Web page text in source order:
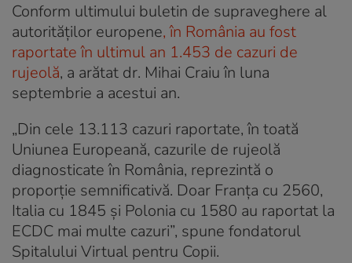
Conform ultimului buletin de supraveghere al
autorităților europene, în România au fost
raportate în ultimul an 1.453 de cazuri de
rujeolă, a arătat dr. Mihai Craiu în luna
septembrie a acestui an.
„Din cele 13.113 cazuri raportate, în toată
Uniunea Europeană, cazurile de rujeolă
diagnosticate în România, reprezintă o
proporție semnificativă. Doar Franța cu 2560,
Italia cu 1845 și Polonia cu 1580 au raportat la
ECDC mai multe cazuri”, spune fondatorul
Spitalului Virtual pentru Copii.